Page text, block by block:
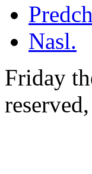
Nasl.
Friday